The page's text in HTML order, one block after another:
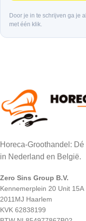
Door je in te schrijven ga je
met één klik.
Horeca-Groothandel:
in Nederland en België.
Zero Sins Group B.V.
Kennemerplein 20 Unit 15A
2011MJ Haarlem
KVK 62838199